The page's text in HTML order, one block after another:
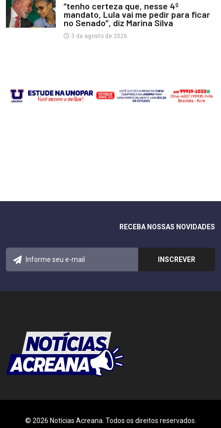
“tenho certeza que, nesse 4º
mandato, Lula vai me pedir para ficar
no Senado”, diz Marina Silva
3 de agosto de 2026
RECEBA NOSSAS NOVIDADES
© 2026 Notícias Acreana. Todos os direitos reservados.